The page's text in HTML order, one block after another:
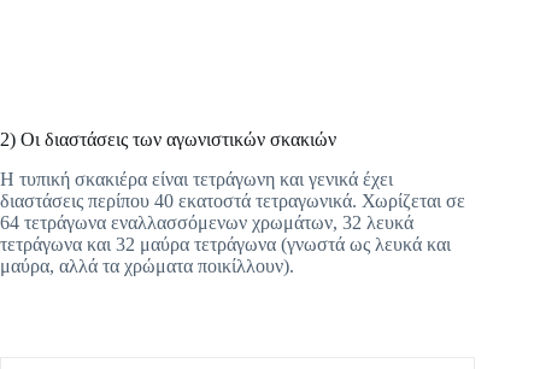
2) Οι διαστάσεις των αγωνιστικών σκακιών
Η τυπική σκακιέρα είναι τετράγωνη και γενικά έχει
διαστάσεις περίπου 40 εκατοστά τετραγωνικά. Χωρίζεται σε
64 τετράγωνα εναλλασσόμενων χρωμάτων, 32 λευκά
τετράγωνα και 32 μαύρα τετράγωνα (γνωστά ως λευκά και
μαύρα, αλλά τα χρώματα ποικίλλουν).